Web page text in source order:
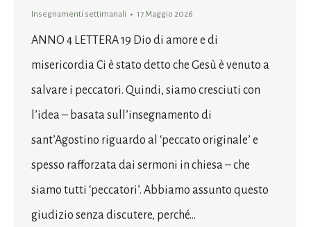
Insegnamenti settimanali 17 Maggio 2026
ANNO 4 LETTERA 19 Dio di amore e di
misericordia Ci è stato detto che Gesù è venuto a
salvare i peccatori. Quindi, siamo cresciuti con
l’idea – basata sull’insegnamento di
sant’Agostino riguardo al ‘peccato originale’ e
spesso rafforzata dai sermoni in chiesa – che
siamo tutti ‘peccatori’. Abbiamo assunto questo
giudizio senza discutere, perché…